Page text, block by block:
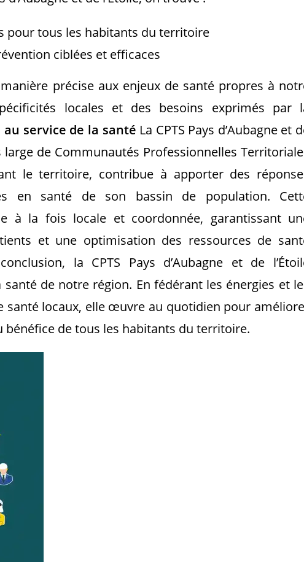
pour tous les habitants du territoire
ciblées et efficaces
précise aux enjeux de santé propres à
locales et des besoins exprimés par
service de la santé La CPTS Pays d’Aubagne et
large de Communautés Professionnelles
le territoire, contribue à apporter des
en santé de son bassin de population.
à la fois locale et coordonnée, garantissant
et une optimisation des ressources de
la CPTS Pays d’Aubagne et de
de notre région. En fédérant les énergies et
santé locaux, elle œuvre au quotidien pour
bénéfice de tous les habitants du territoire.